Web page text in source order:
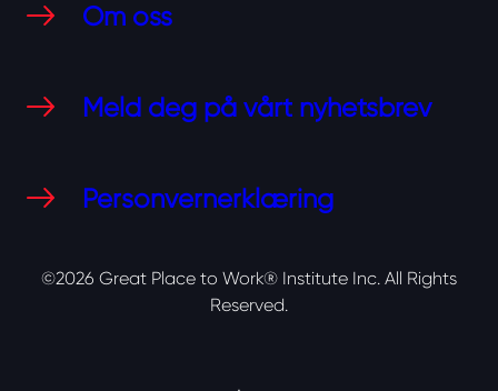
Om oss
Meld deg på vårt nyhetsbrev
Personvernerklæring
©2026 Great Place to Work® Institute Inc. All Rights
Reserved.